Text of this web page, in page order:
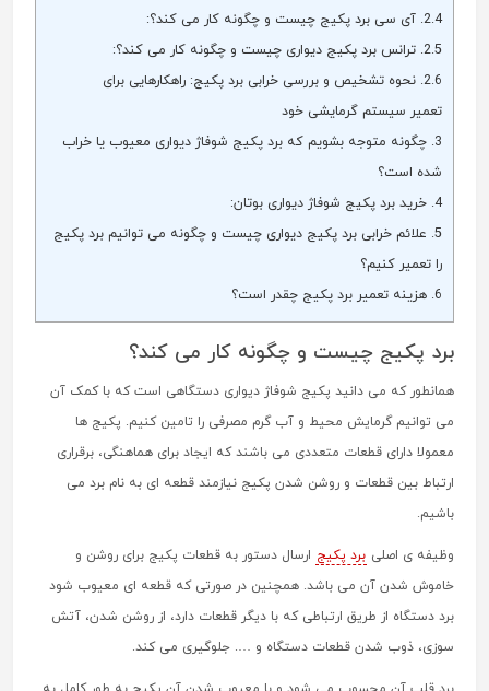
2.4. آی سی برد پکیج چیست و چگونه کار می کند؟:
2.5. ترانس برد پکیج دیواری چیست و چگونه کار می کند؟:
2.6. نحوه تشخیص و بررسی خرابی برد پکیج: راهکارهایی برای
تعمیر سیستم گرمایشی خود
3. چگونه متوجه بشویم که برد پکیج شوفاژ دیواری معیوب یا خراب
شده است؟
4. خرید برد پکیج شوفاژ دیواری بوتان:
5. علائم خرابی برد پکیج دیواری چیست و چگونه می توانیم برد پکیج
را تعمیر کنیم؟
6. هزینه تعمیر برد پکیج چقدر است؟
برد پکیج چیست و چگونه کار می کند؟
همانطور که می دانید پکیج شوفاژ دیواری دستگاهی است که با کمک آن
می توانیم گرمایش محیط و آب گرم مصرفی را تامین کنیم. پکیج ها
معمولا دارای قطعات متعددی می باشند که ایجاد برای هماهنگی، برقراری
ارتباط بین قطعات و روشن شدن پکیج نیازمند قطعه ای به نام برد می
باشیم.
وظیفه ی اصلی برد پکیج ارسال دستور به قطعات پکیج برای روشن و
خاموش شدن آن می باشد. همچنین در صورتی که قطعه ای معیوب شود
برد دستگاه از طریق ارتباطی که با دیگر قطعات دارد، از روشن شدن، آتش
سوزی، ذوب شدن قطعات دستگاه و …. جلوگیری می کند.